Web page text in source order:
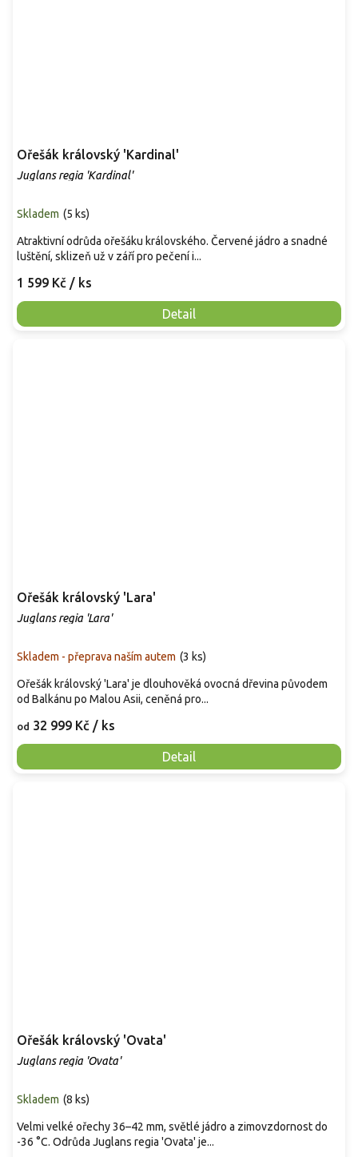
Ořešák královský 'Kardinal'
Juglans regia 'Kardinal'
Skladem (5 ks)
1 599 Kč / ks
Detail
Atraktivní odrůda ořešáku královského. Červené jádro a snadné
luštění, sklizeň už v září pro pečení i...
Ořešák královský 'Lara'
Juglans regia 'Lara'
Skladem - přeprava naším autem (3 ks)
od 32 999 Kč / ks
Detail
Ořešák královský 'Lara' je dlouhověká ovocná dřevina původem
od Balkánu po Malou Asii, ceněná pro...
Ořešák královský 'Ovata'
Juglans regia 'Ovata'
Skladem (8 ks)
Velmi velké ořechy 36–42 mm, světlé jádro a zimovzdornost do
-36 °C. Odrůda Juglans regia 'Ovata' je...